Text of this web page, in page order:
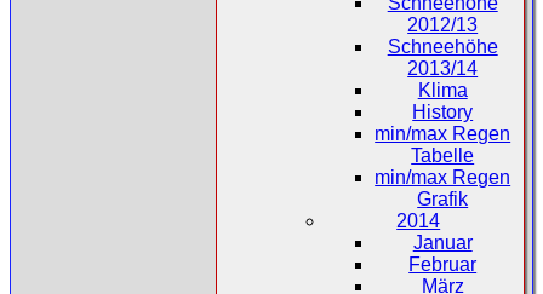
2012/13
Schneehöhe
2013/14
Klima
History
min/max Regen
Tabelle
min/max Regen
Grafik
2014
Januar
Februar
März